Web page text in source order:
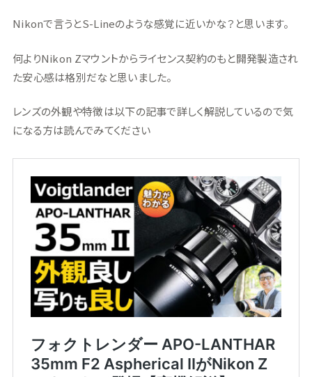
Nikonで言うとS-Lineのような感覚に近いかな？と思います。
何よりNikon Zマウントからライセンス契約のもと開発製造され
た安心感は格別だなと思いました。
レンズの外観や特徴は以下の記事で詳しく解説しているので気
になる方は読んでみてください